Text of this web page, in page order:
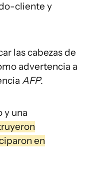
cliente y
las cabezas de
advertencia a
AFP.
y una
en